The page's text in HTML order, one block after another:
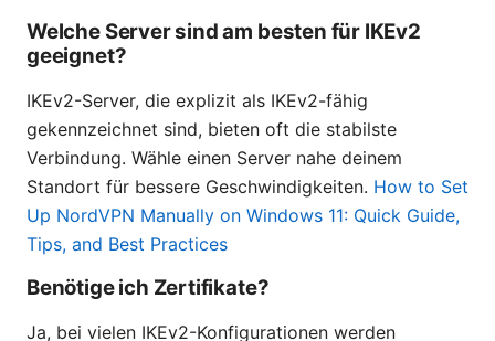
Welche Server sind am besten für IKEv2
geeignet?
IKEv2-Server, die explizit als IKEv2-fähig
gekennzeichnet sind, bieten oft die stabilste
Verbindung. Wähle einen Server nahe deinem
Standort für bessere Geschwindigkeiten. How to Set
Up NordVPN Manually on Windows 11: Quick Guide,
Tips, and Best Practices
Benötige ich Zertifikate?
Ja, bei vielen IKEv2-Konfigurationen werden